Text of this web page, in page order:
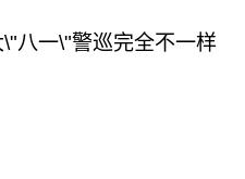
八一\"警巡完全不一样